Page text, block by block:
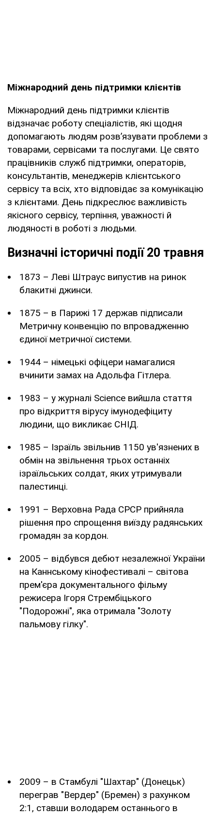
Міжнародний день підтримки клієнтів
Міжнародний день підтримки клієнтів
відзначає роботу спеціалістів, які щодня
допомагають людям розв’язувати проблеми з
товарами, сервісами та послугами. Це свято
працівників служб підтримки, операторів,
консультантів, менеджерів клієнтського
сервісу та всіх, хто відповідає за комунікацію
з клієнтами. День підкреслює важливість
якісного сервісу, терпіння, уважності й
людяності в роботі з людьми.
Визначні історичні події 20 травня
1873 – Леві Штраус випустив на ринок
блакитні джинси.
1875 – в Парижі 17 держав підписали
Метричну конвенцію по впровадженню
єдиної метричної системи.
1944 – німецькі офіцери намагалися
вчинити замах на Адольфа Гітлера.
1983 – у журналі Science вийшла стаття
про відкриття вірусу імунодефіциту
людини, що викликає СНІД.
1985 – Ізраїль звільнив 1150 ув'язнених в
обмін на звільнення трьох останніх
ізраїльських солдат, яких утримували
палестинці.
1991 – Верховна Рада СРСР прийняла
рішення про спрощення виїзду радянських
громадян за кордон.
2005 – відбувся дебют незалежної України
на Каннському кінофестивалі – світова
прем'єра документального фільму
режисера Ігоря Стрембіцького
"Подорожні", яка отримала "Золоту
пальмову гілку".
2009 – в Стамбулі "Шахтар" (Донецьк)
переграв "Вердер" (Бремен) з рахунком
2:1, ставши володарем останнього в